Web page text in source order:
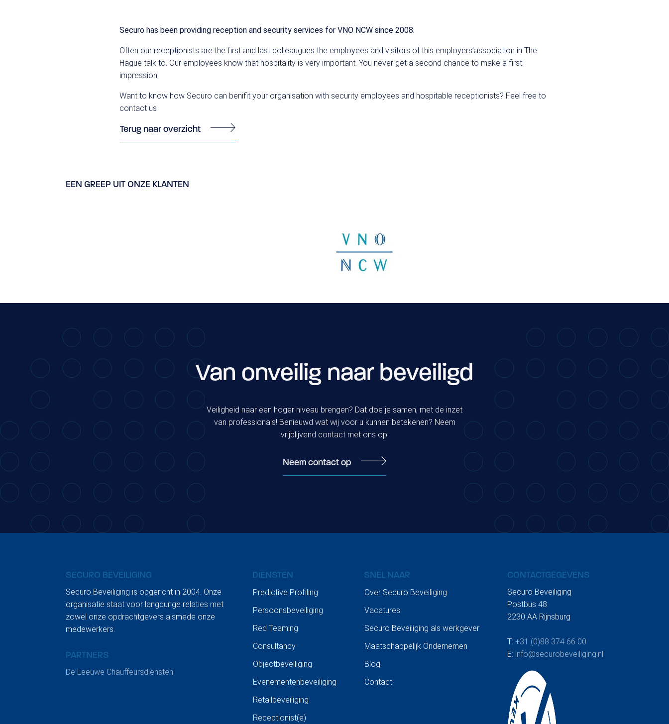
Beveiliger 2
Particulier onderzoeker
Predictive Profiling
Vacatures
Blog
Swim to fight cancer
(Edition 3 for Securo)
Securo has been providing reception and security services for VNO NCW since 2008.
Often our receptionists are the first and last colleaugues the employees and visitors of this employers’association in The
Hague talk to. Our employees know that hospitality is very important. You never get a second chance to make a first
impression.
Want to know how Securo can benifit your organisation with security employees and hospitable receptionists? Feel free to
contact us
Terug naar overzicht
EEN GREEP UIT ONZE KLANTEN
Van onveilig naar beveiligd
Veiligheid naar een hoger niveau brengen? Dat doe je samen, met de inzet
van professionals! Benieuwd wat wij voor u kunnen betekenen? Neem
vrijblijvend contact met ons op.
Neem contact op
SECURO BEVEILIGING
Securo Beveiliging is opgericht in 2004. Onze
organisatie staat voor langdurige relaties met
zowel onze opdrachtgevers alsmede onze
medewerkers.
PARTNERS
De Leeuwe Chauffeursdiensten
DIENSTEN
Predictive Profiling
Persoonsbeveiliging
Red Teaming
Consultancy
Objectbeveiliging
Evenementenbeveiliging
Retailbeveiliging
Receptionist(e)
SNEL NAAR
Over Securo Beveiliging
Vacatures
Securo Beveiliging als werkgever
Maatschappelijk Ondernemen
Blog
Contact
CONTACTGEGEVENS
Securo Beveiliging
Postbus 48
2230 AA Rijnsburg
T: +31 (0)88 374 66 00
E: info@securobeveiliging.nl